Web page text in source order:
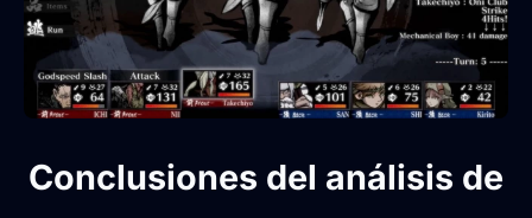
Conclusiones del análisis de